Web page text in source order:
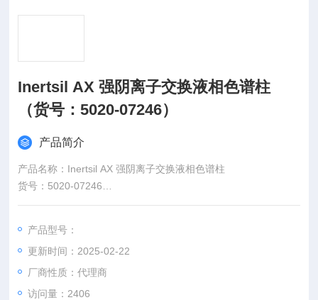
Inertsil AX 强阴离子交换液相色谱柱
（货号：5020-07246）
产品简介
产品名称：Inertsil AX 强阴离子交换液相色谱柱
货号：5020-07246
英文名称：Inertsil AX HPLC Column
品牌：岛津-GL/SHIMADUZ-GL
产品型号：
更新时间：2025-02-22
厂商性质：代理商
访问量：2406